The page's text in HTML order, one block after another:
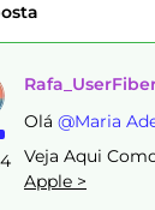
Olá ​ @Maria
Veja Aqui
Apple >